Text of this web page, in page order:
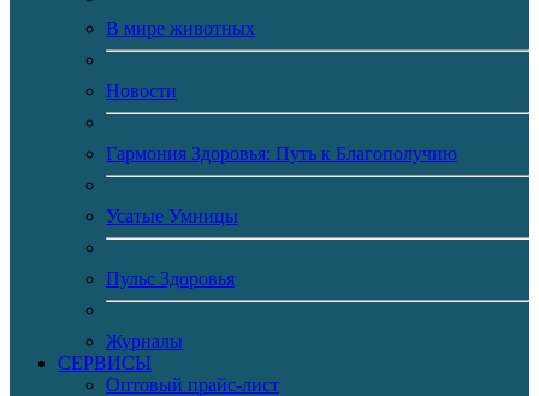
В мире животных
Новости
Гармония Здоровья: Путь к Благополучию
Усатые Умницы
Пульс Здоровья
Журналы
CЕРВИСЫ
Оптовый прайс-лист